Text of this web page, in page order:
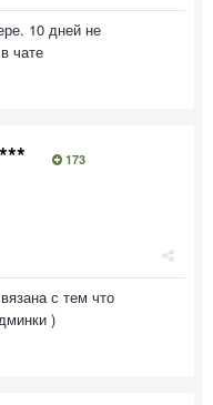
10 дней не
чате
173
с тем что
)